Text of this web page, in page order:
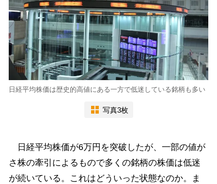
日経平均株価は歴史的高値にある一方で低迷している銘柄も多い
写真3枚
日経平均株価が6万円を突破したが、一部の値が
さ株の牽引によるもので多くの銘柄の株価は低迷
が続いている。これはどういった状態なのか。ま